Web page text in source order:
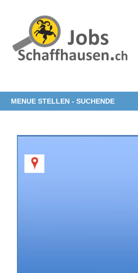
MENUE STELLEN - SUCHENDE